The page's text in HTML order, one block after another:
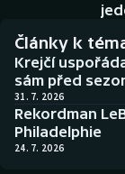
Baseball a
Basketbal
Biatlon
Boby a skeleton
Historické
Aplikace ČT
AZ kvíz
Články k
Krejčí
sám před
31. 7. 2026
Rekordman
Philadelphie
24. 7. 2026